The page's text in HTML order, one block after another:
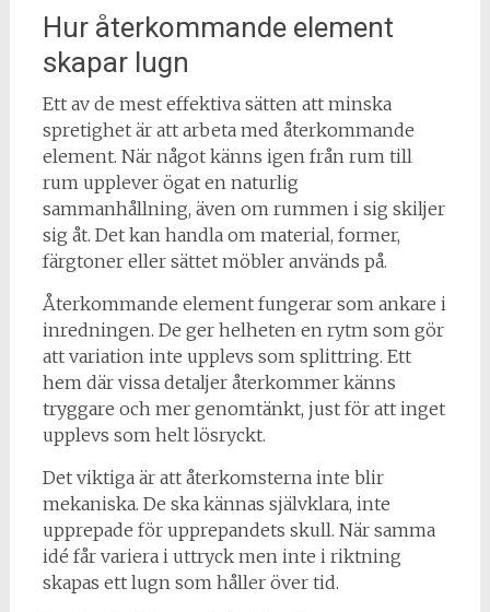
Hur återkommande element
skapar lugn
Ett av de mest effektiva sätten att minska
spretighet är att arbeta med återkommande
element. När något känns igen från rum till
rum upplever ögat en naturlig
sammanhållning, även om rummen i sig skiljer
sig åt. Det kan handla om material, former,
färgtoner eller sättet möbler används på.
Återkommande element fungerar som ankare i
inredningen. De ger helheten en rytm som gör
att variation inte upplevs som splittring. Ett
hem där vissa detaljer återkommer känns
tryggare och mer genomtänkt, just för att inget
upplevs som helt lösryckt.
Det viktiga är att återkomsterna inte blir
mekaniska. De ska kännas självklara, inte
upprepade för upprepandets skull. När samma
idé får variera i uttryck men inte i riktning
skapas ett lugn som håller över tid.